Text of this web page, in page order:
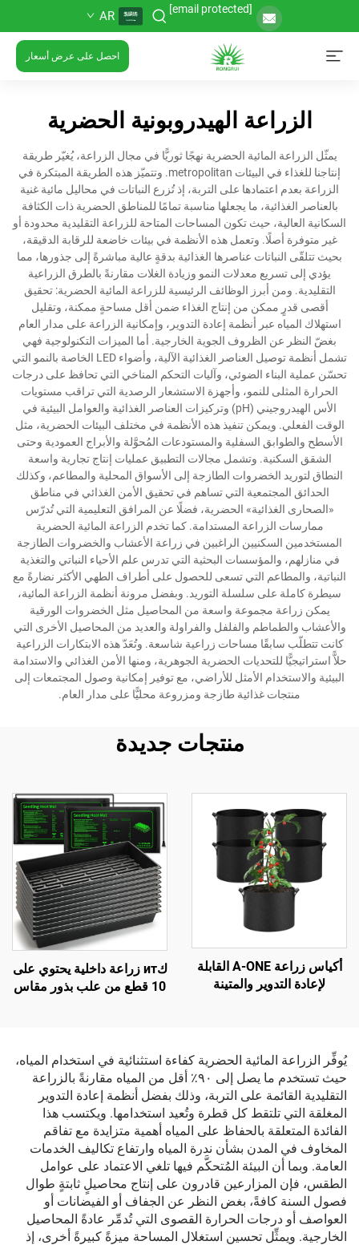
[email protected]
AR
احصل على عرض أسعار
الزراعة الهيدروبونية الحضرية
يمثّل الزراعة المائية الحضرية نهجًا ثوريًّا في مجال الزراعة، يُغيّر طريقة
إنتاجنا للغذاء في البيئات metropolitan. وتتميّز هذه الطريقة المبتكرة في
الزراعة بعدم اعتمادها على التربة، إذ تُزرع النباتات في محاليل مائية غنية
بالعناصر الغذائية، ما يجعلها مناسبة تمامًا للمناطق الحضرية ذات الكثافة
السكانية العالية، حيث تكون المساحات المتاحة للزراعة التقليدية محدودة أو
غير متوفرة أصلًا. وتعمل هذه الأنظمة في بيئات خاضعة للرقابة الدقيقة،
بحيث تتلقّى النباتات عناصرها الغذائية بدقةٍ عالية مباشرةً إلى جذورها، مما
يؤدي إلى تسريع معدلات النمو وزيادة الغلات مقارنةً بالطرق الزراعية
التقليدية. ومن أبرز الوظائف الرئيسية للزراعة المائية الحضرية: تحقيق
أقصى قدرٍ ممكن من إنتاج الغذاء ضمن أقل مساحةٍ ممكنة، وتقليل
استهلاك المياه عبر أنظمة إعادة التدوير، وإمكانية الزراعة على مدار العام
بغضّ النظر عن الظروف الجوية الخارجية. أما الميزات التكنولوجية فهي
تشمل أنظمة توصيل العناصر الغذائية الآلية، وأضواء LED الخاصة بالنمو التي
تحسّن عملية البناء الضوئي، وآليات التحكم المناخي التي تحافظ على درجات
الحرارة المثلى للنمو، وأجهزة الاستشعار الرصدية التي تراقب مستويات
الأس الهيدروجيني (pH) وتركيزات العناصر الغذائية والعوامل البيئية في
الوقت الفعلي. ويمكن تنفيذ هذه الأنظمة في مختلف البيئات الحضرية، مثل
الأسطح والطوابق السفلية والمستودعات المُحوَّلة والأبراج العمودية وحتى
الشقق السكنية. وتشمل مجالات التطبيق عمليات إنتاج تجارية واسعة
النطاق لتوريد الخضروات الطازجة إلى الأسواق المحلية والمطاعم، وكذلك
الحدائق المجتمعية التي تساهم في تحقيق الأمن الغذائي في مناطق
«الصحارى الغذائية» الحضرية، فضلًا عن المرافق التعليمية التي تُدرّس
ممارسات الزراعة المستدامة. كما تخدم الزراعة المائية الحضرية
المستخدمين السكنيين الراغبين في زراعة الأعشاب والخضروات الطازجة
في منازلهم، والمؤسسات البحثية التي تدرس علم الأحياء النباتي والتغذية
النباتية، والمطاعم التي تسعى للحصول على أطراف الطهي الأكثر نضارةً مع
سيطرة كاملة على سلسلة التوريد. وبفضل مرونة أنظمة الزراعة المائية،
يمكن زراعة مجموعة واسعة من المحاصيل مثل الخضروات الورقية
والأعشاب والطماطم والفلفل والفراولة والعديد من المحاصيل الأخرى التي
كانت تتطلّب سابقًا مساحات زراعية شاسعة. وتُعَدّ هذه الابتكارات الزراعية
حلاًّ استراتيجيًّا للتحديات الحضرية الجوهرية، ومنها الأمن الغذائي والاستدامة
البيئية والاستخدام الأمثل للأراضي، مع توفير إمكانية وصول المجتمعات إلى
منتجات غذائية طازجة ومزروعة محليًّا على مدار العام.
منتجات جديدة
أكياس زراعة A-ONE القابلة
لإعادة التدوير والمتينة
مم، قابلة لإعادة الاستخدام،
الأحجام من 1 إلى 100
كит زراعة داخلية يحتوي على
10 قطع من علب بذور مقاس
حراريتين، ونباتات شتلة،
وغطاء دفيئة لتربية الشتلات
يُوفِّر الزراعة المائية الحضرية كفاءة استثنائية في استخدام المياه،
حيث تستخدم ما يصل إلى ٩٠٪ أقل من المياه مقارنةً بالزراعة
التقليدية القائمة على التربة، وذلك بفضل أنظمة إعادة التدوير
المغلقة التي تلتقط كل قطرة وتُعيد استخدامها. ويكتسب هذا
الفائدة المتعلقة بالحفاظ على المياه أهمية متزايدة مع تفاقم
المخاوف في المدن بشأن ندرة المياه وارتفاع تكاليف الخدمات
العامة. وبما أن البيئة المُتحكَّم فيها تلغي الاعتماد على عوامل
الطقس، فإن المزارعين قادرون على إنتاج محاصيلٍ ثابتةٍ طوال
فصول السنة كافةً، بغض النظر عن الجفاف أو الفيضانات أو
العواصف أو درجات الحرارة القصوى التي تُدمِّر عادةً المحاصيل
الخارجية. ويمثِّل تحسين استغلال المساحة ميزةً كبيرةً أخرى، إذ